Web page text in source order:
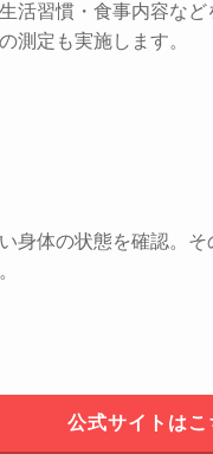
活習慣・食事内容な
測定も実施します。
身体の状態を確認。
公式サイトはこ